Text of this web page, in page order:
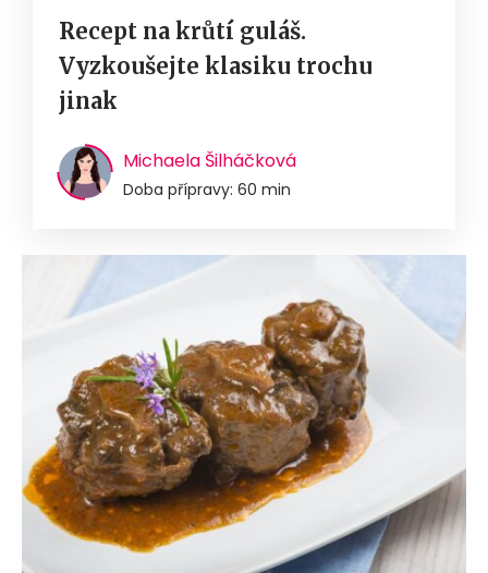
Recept na krůtí guláš.
Vyzkoušejte klasiku trochu
jinak
Michaela Šilháčková
Doba přípravy: 60 min